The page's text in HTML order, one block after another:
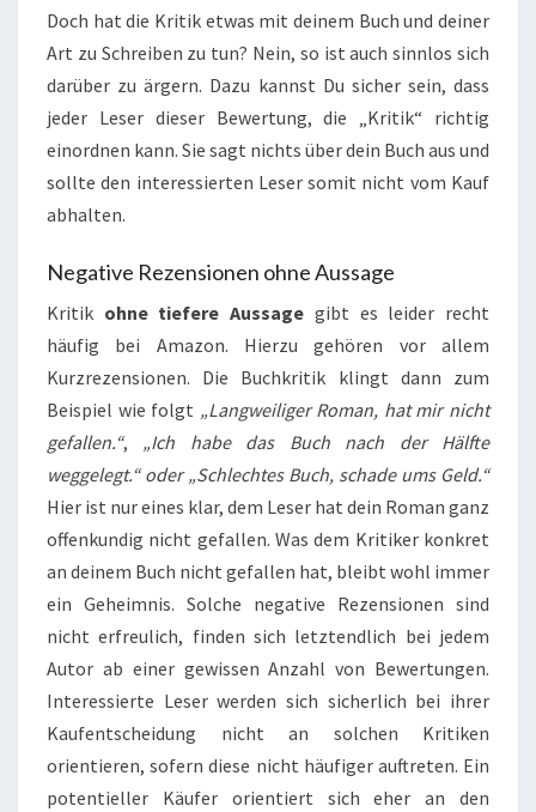
Doch hat die Kritik etwas mit deinem Buch und deiner
Art zu Schreiben zu tun? Nein, so ist auch sinnlos sich
darüber zu ärgern. Dazu kannst Du sicher sein, dass
jeder Leser dieser Bewertung, die „Kritik“ richtig
einordnen kann. Sie sagt nichts über dein Buch aus und
sollte den interessierten Leser somit nicht vom Kauf
abhalten.
Negative Rezensionen ohne Aussage
Kritik ohne tiefere Aussage gibt es leider recht
häufig bei Amazon. Hierzu gehören vor allem
Kurzrezensionen. Die Buchkritik klingt dann zum
Beispiel wie folgt „Langweiliger Roman, hat mir nicht
gefallen.“, „Ich habe das Buch nach der Hälfte
weggelegt.“ oder „Schlechtes Buch, schade ums Geld.“
Hier ist nur eines klar, dem Leser hat dein Roman ganz
offenkundig nicht gefallen. Was dem Kritiker konkret
an deinem Buch nicht gefallen hat, bleibt wohl immer
ein Geheimnis. Solche negative Rezensionen sind
nicht erfreulich, finden sich letztendlich bei jedem
Autor ab einer gewissen Anzahl von Bewertungen.
Interessierte Leser werden sich sicherlich bei ihrer
Kaufentscheidung nicht an solchen Kritiken
orientieren, sofern diese nicht häufiger auftreten. Ein
potentieller Käufer orientiert sich eher an den